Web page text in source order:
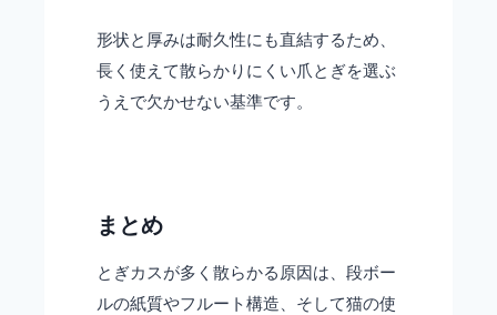
形状と厚みは耐久性にも直結するため、
長く使えて散らかりにくい爪とぎを選ぶ
うえで欠かせない基準です。
まとめ
とぎカスが多く散らかる原因は、段ボー
ルの紙質やフルート構造、そして猫の使